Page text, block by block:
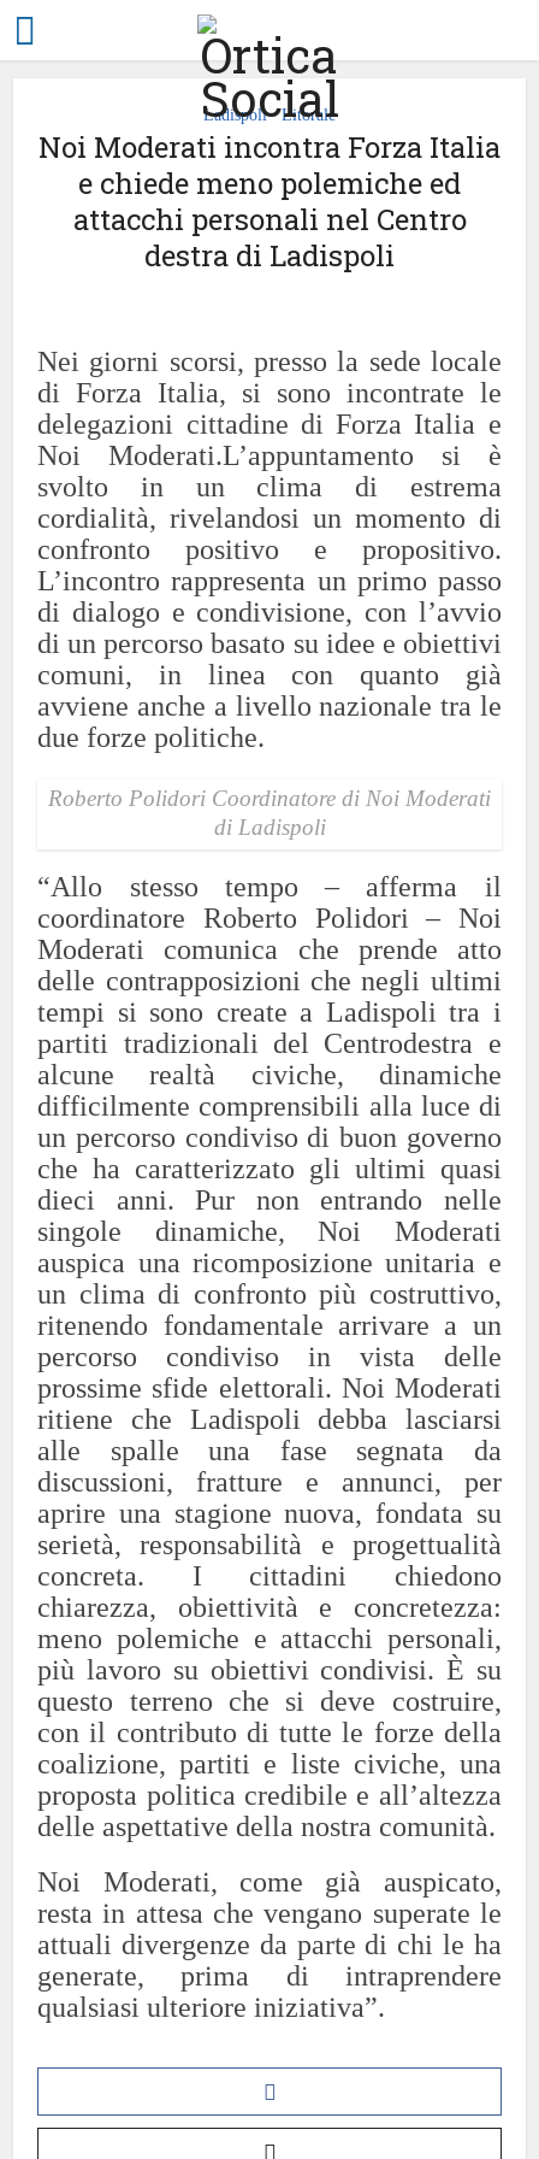
Ladispoli • Litorale
Noi Moderati incontra Forza Italia
e chiede meno polemiche ed
attacchi personali nel Centro
destra di Ladispoli
Nei giorni scorsi, presso la sede locale
di Forza Italia, si sono incontrate le
delegazioni cittadine di Forza Italia e
Noi Moderati.L’appuntamento si è
svolto in un clima di estrema
cordialità, rivelandosi un momento di
confronto positivo e propositivo.
L’incontro rappresenta un primo passo
di dialogo e condivisione, con l’avvio
di un percorso basato su idee e obiettivi
comuni, in linea con quanto già
avviene anche a livello nazionale tra le
due forze politiche.
Roberto Polidori Coordinatore di Noi Moderati
di Ladispoli
“Allo stesso tempo – afferma il
coordinatore Roberto Polidori – Noi
Moderati comunica che prende atto
delle contrapposizioni che negli ultimi
tempi si sono create a Ladispoli tra i
partiti tradizionali del Centrodestra e
alcune realtà civiche, dinamiche
difficilmente comprensibili alla luce di
un percorso condiviso di buon governo
che ha caratterizzato gli ultimi quasi
dieci anni. Pur non entrando nelle
singole dinamiche, Noi Moderati
auspica una ricomposizione unitaria e
un clima di confronto più costruttivo,
ritenendo fondamentale arrivare a un
percorso condiviso in vista delle
prossime sfide elettorali. Noi Moderati
ritiene che Ladispoli debba lasciarsi
alle spalle una fase segnata da
discussioni, fratture e annunci, per
aprire una stagione nuova, fondata su
serietà, responsabilità e progettualità
concreta. I cittadini chiedono
chiarezza, obiettività e concretezza:
meno polemiche e attacchi personali,
più lavoro su obiettivi condivisi. È su
questo terreno che si deve costruire,
con il contributo di tutte le forze della
coalizione, partiti e liste civiche, una
proposta politica credibile e all’altezza
delle aspettative della nostra comunità.
Noi Moderati, come già auspicato,
resta in attesa che vengano superate le
attuali divergenze da parte di chi le ha
generate, prima di intraprendere
qualsiasi ulteriore iniziativa”.